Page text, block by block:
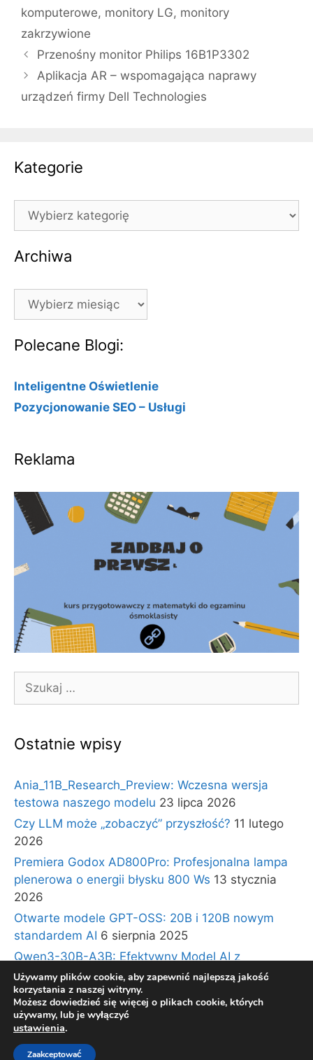
komputerowe, monitory LG, monitory
zakrzywione
Przenośny monitor Philips 16B1P3302
Aplikacja AR – wspomagająca naprawy
urządzeń firmy Dell Technologies
Kategorie
Kategorie
Archiwa
Archiwa
Polecane Blogi:
Inteligentne Oświetlenie
Pozycjonowanie SEO – Usługi
Reklama
Ostatnie wpisy
Ania_11B_Research_Preview: Wczesna wersja
testowa naszego modelu 23 lipca 2026
Czy LLM może „zobaczyć” przyszłość? 11 lutego
2026
Premiera Godox AD800Pro: Profesjonalna lampa
plenerowa o energii błysku 800 Ws 13 stycznia
2026
Otwarte modele GPT-OSS: 20B i 120B nowym
standardem AI 6 sierpnia 2025
Qwen3-30B-A3B: Efektywny Model AI z
Architekturą Ekspertów i Długim Kontekstem 30
lipca 2025
Zbudowany z
Używamy plików cookie, aby zapewnić najlepszą jakość
korzystania z naszej witryny.
Możesz dowiedzieć się więcej o plikach cookie, których
używamy, lub je wyłączyć
ustawienia.
Zaakceptować